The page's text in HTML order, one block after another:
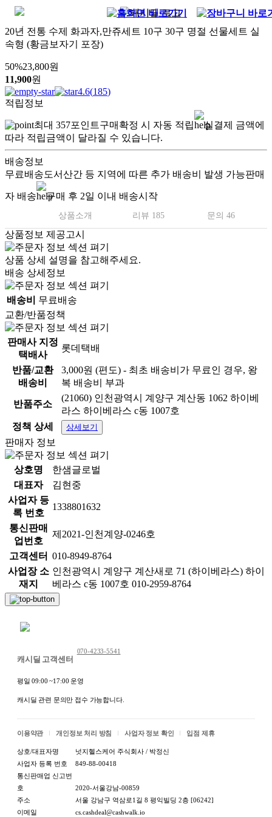
20년 전통 수제 화과자,만쥬세트 10구 30구 명절 선물세트 실
속형 (황금보자기 포장)
50%23,800원
11,900원
4.6(185)
적립정보
최대 357포인트구매확정 시 자동 적립
실결제 금액에
따라 적립금액이 달라질 수 있습니다.
배송정보
무료배송도서산간 등 지역에 따른 추가 배송비 발생 가능판매
자 배송 구매 후 2일 이내 배송시작
상품소개 리뷰 185 문의 46
상품정보 제공고시
상품 상세 설명을 참고해주세요.
배송 상세정보
배송비
무료배송
교환/반품정책
판매사 지정
택배사
롯데택배
반품/교환
배송비
3,000원 (편도) - 최초 배송비가 무료인 경우, 왕
복 배송비 부과
반품주소
(21060) 인천광역시 계양구 계산동 1062 하이베
라스 하이베라스 c동 1007호
정책 상세
상세보기
판매자 정보
상호명
한샘글로벌
대표자
김현중
사업자 등
록 번호
1338801632
통신판매
업번호
제2021-인천계양-0246호
고객센터 010-8949-8764
사업장 소
재지
인천광역시 계양구 계산새로 71 (하이베라스) 하이
베라스 c동 1007호 010-2959-8764
캐시딜 고객센터
070-4233-5541
평일 09:00 ~17:00 운영
캐시딜 관련 문의만 접수 가능합니다.
이용약관 개인정보 처리 방침 사업자 정보 확인 입점 제휴
상호/대표자명
넛지헬스케어 주식회사 / 박정신
사업자 등록 번호
849-88-00418
통신판매업 신고번
호
2020-서울강남-00859
주소
서울 강남구 역삼로1길 8 평익빌딩 2층 [06242]
이메일
cs.cashdeal@cashwalk.io